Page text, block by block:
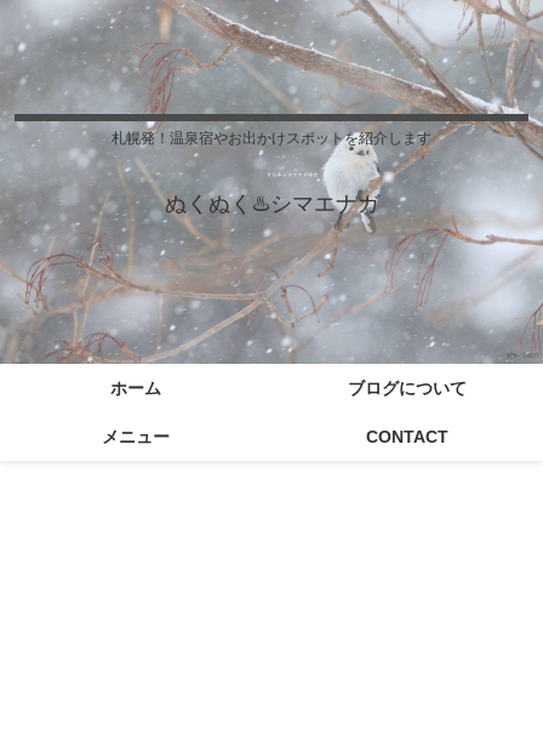
札幌発！温泉宿やお出かけスポットを紹介します
ぬくぬく♨️シマエナガ
ホーム ブログについて
メニュー CONTACT